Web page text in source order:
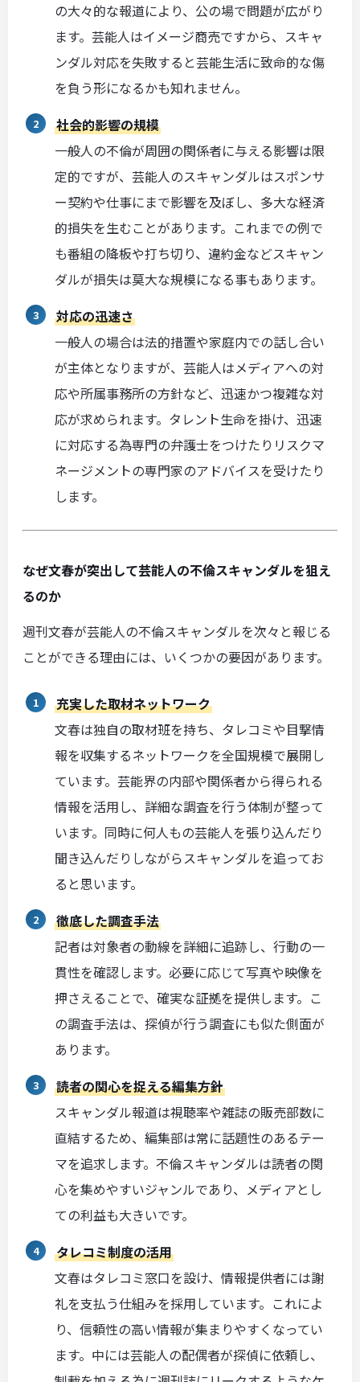
の大々的な報道により、公の場で問題が広がり
ます。芸能人はイメージ商売ですから、スキャ
ンダル対応を失敗すると芸能生活に致命的な傷
を負う形になるかも知れません。
社会的影響の規模
一般人の不倫が周囲の関係者に与える影響は限
定的ですが、芸能人のスキャンダルはスポンサ
ー契約や仕事にまで影響を及ぼし、多大な経済
的損失を生むことがあります。これまでの例で
も番組の降板や打ち切り、違約金などスキャン
ダルが損失は莫大な規模になる事もあります。
対応の迅速さ
一般人の場合は法的措置や家庭内での話し合い
が主体となりますが、芸能人はメディアへの対
応や所属事務所の方針など、迅速かつ複雑な対
応が求められます。タレント生命を掛け、迅速
に対応する為専門の弁護士をつけたりリスクマ
ネージメントの専門家のアドバイスを受けたり
します。
なぜ文春が突出して芸能人の不倫スキャンダルを狙え
るのか
週刊文春が芸能人の不倫スキャンダルを次々と報じる
ことができる理由には、いくつかの要因があります。
充実した取材ネットワーク
文春は独自の取材班を持ち、タレコミや目撃情
報を収集するネットワークを全国規模で展開し
ています。芸能界の内部や関係者から得られる
情報を活用し、詳細な調査を行う体制が整って
います。同時に何人もの芸能人を張り込んだり
聞き込んだりしながらスキャンダルを追ってお
ると思います。
徹底した調査手法
記者は対象者の動線を詳細に追跡し、行動の一
貫性を確認します。必要に応じて写真や映像を
押さえることで、確実な証拠を提供します。こ
の調査手法は、探偵が行う調査にも似た側面が
あります。
読者の関心を捉える編集方針
スキャンダル報道は視聴率や雑誌の販売部数に
直結するため、編集部は常に話題性のあるテー
マを追求します。不倫スキャンダルは読者の関
心を集めやすいジャンルであり、メディアとし
ての利益も大きいです。
タレコミ制度の活用
文春はタレコミ窓口を設け、情報提供者には謝
礼を支払う仕組みを採用しています。これによ
り、信頼性の高い情報が集まりやすくなってい
ます。中には芸能人の配偶者が探偵に依頼し、